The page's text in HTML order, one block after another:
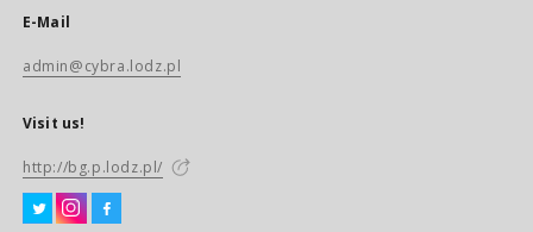
E-Mail
admin@cybra.lodz.pl
Visit us!
http://bg.p.lodz.pl/